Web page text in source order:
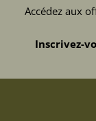
Accédez aux
Inscrivez-